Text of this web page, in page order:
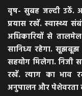
वृष- सुबह जल्दी उठें.
प्रयास रखें. स्वास्थ्य
अधिकारियों से
सानिध्य रहेगा. सूझबूझ
सहयोग मिलेगा. निजी
रखें. त्याग का भाव
अनुपालन और पेशेवरता